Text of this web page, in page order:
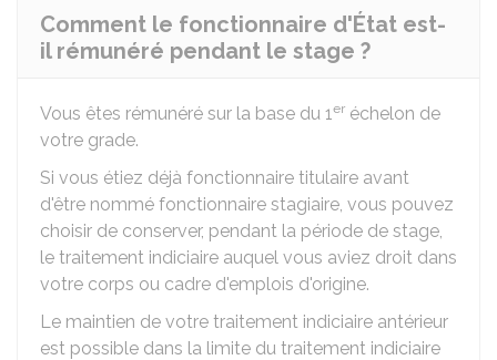
Comment le fonctionnaire d'État est-
il rémunéré pendant le stage ?
Vous êtes rémunéré sur la base du 1er échelon de
votre grade.
Si vous étiez déjà fonctionnaire titulaire avant
d'être nommé fonctionnaire stagiaire, vous pouvez
choisir de conserver, pendant la période de stage,
le traitement indiciaire auquel vous aviez droit dans
votre corps ou cadre d'emplois d'origine.
Le maintien de votre traitement indiciaire antérieur
est possible dans la limite du traitement indiciaire